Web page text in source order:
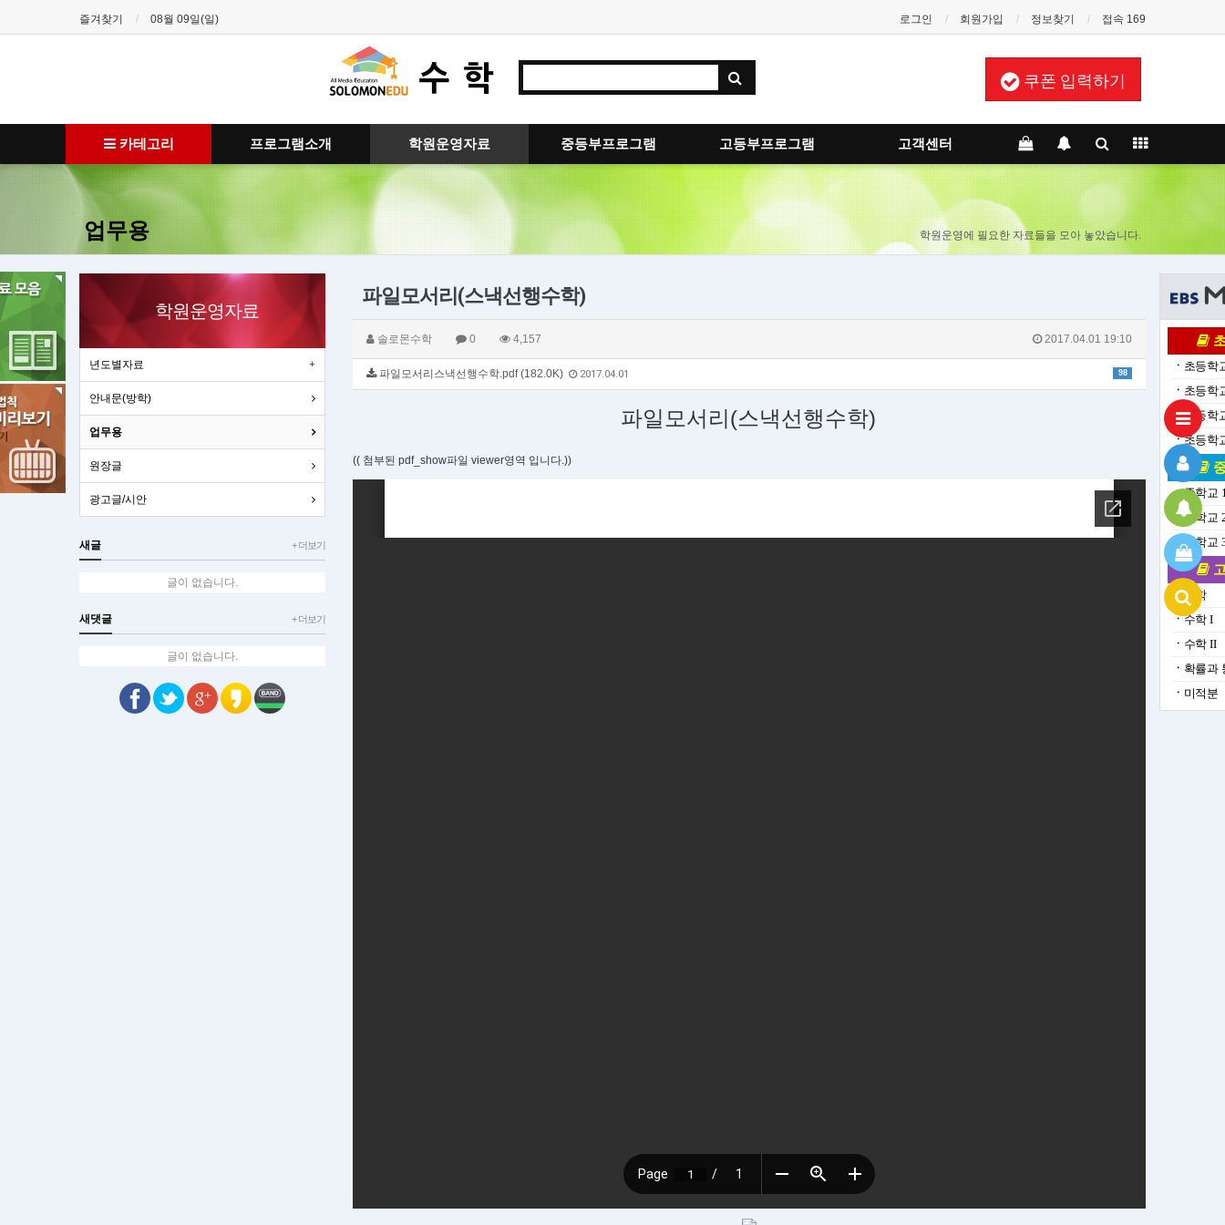
즐겨찾기 08월 09일(일) 로그인 회원가입 정보찾기 접속 169
쿠폰 입력하기
카테고리 프로그램소개 학원운영자료 중등부프로그램 고등부프로그램 고객센터
업무용 학원운영에 필요한 자료들을 모아 놓았습니다.
ㆍ 초등학
ㆍ 초등학
ㆍ초등학
ㆍ초등학
ㆍ중학교
ㆍ중학교
ㆍ중학교
ㆍ수학
ㆍ수학 I
ㆍ 수학 II
ㆍ 확률과
ㆍ 미적분
파일모서리(스낵선행수학)
솔로몬수학 0 4,157 2017.04.01 19:10
98
파일모서리스낵선행수학.pdf (182.0K) 2017.04.01
파일모서리(스낵선행수학)
(( 첨부된 pdf_show파일 viewer영역 입니다.))
학원운영자료
년도별자료
안내문(방학)
업무용
원장글
광고글/시안
+ 더보기
새글
글이 없습니다.
+ 더보기
새댓글
글이 없습니다.